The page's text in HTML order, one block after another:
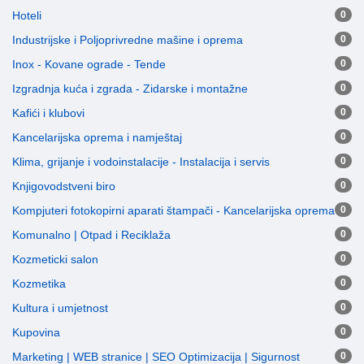
Hoteli 0
Industrijske i Poljoprivredne mašine i oprema 0
Inox - Kovane ograde - Tende 0
Izgradnja kuća i zgrada - Zidarske i montažne 0
Kafići i klubovi 0
Kancelarijska oprema i namještaj 0
Klima, grijanje i vodoinstalacije - Instalacija i servis 0
Knjigovodstveni biro 0
Kompjuteri fotokopirni aparati štampači - Kancelarijska oprema 0
Komunalno | Otpad i Reciklaža 0
Kozmeticki salon 0
Kozmetika 0
Kultura i umjetnost 0
Kupovina 0
Marketing | WEB stranice | SEO Optimizacija | Sigurnost 0